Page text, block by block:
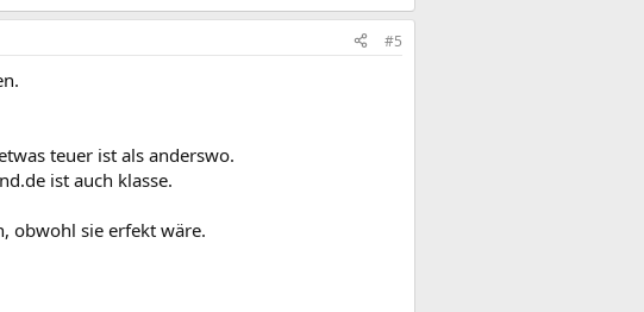
#5
teuer ist als anderswo.
ist auch klasse.
obwohl sie erfekt wäre.